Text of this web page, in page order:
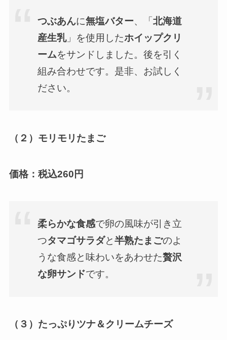
つぶあんに無塩バター、「北海道
産生乳」を使用したホイップクリ
ームをサンドしました。後を引く
組み合わせです。是非、お試しく
ださい。
（２）モリモリたまご
価格：税込260円
柔らかな食感で卵の風味が引き立
つタマゴサラダと半熟たまごのよ
うな食感と味わいをあわせた贅沢
な卵サンドです。
（３）たっぷりツナ＆クリームチーズ